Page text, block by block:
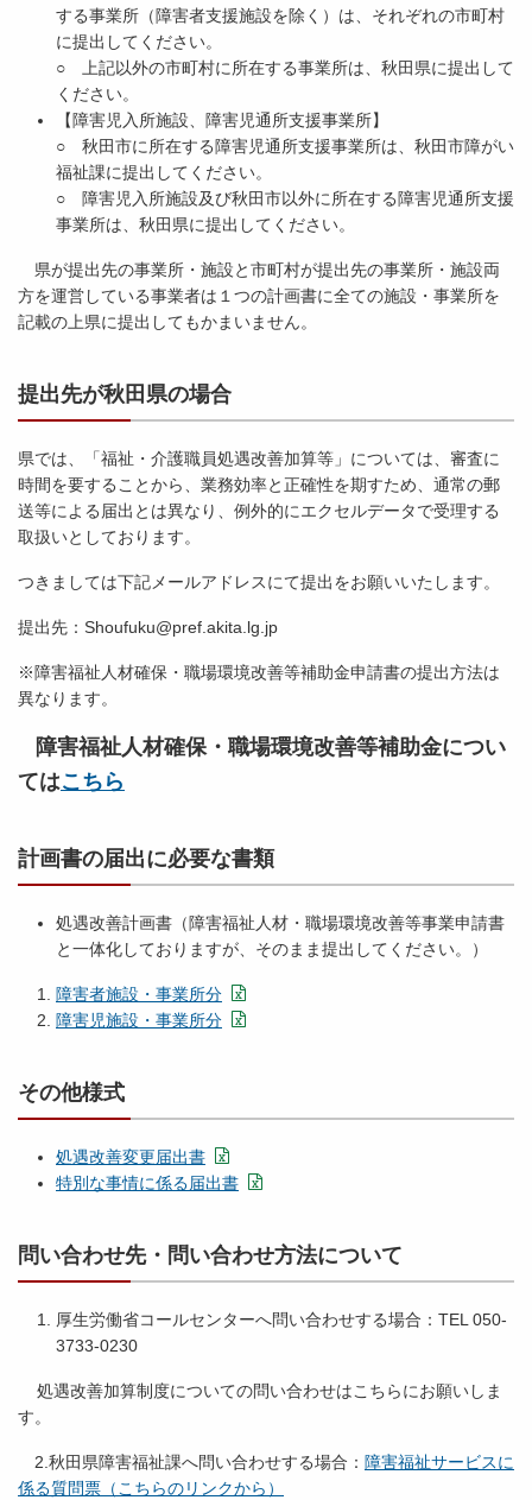
する事業所（障害者支援施設を除く）は、それぞれの市町村
に提出してください。
○ 上記以外の市町村に所在する事業所は、秋田県に提出して
ください。
【障害児入所施設、障害児通所支援事業所】
○ 秋田市に所在する障害児通所支援事業所は、秋田市障がい
福祉課に提出してください。
○ 障害児入所施設及び秋田市以外に所在する障害児通所支援
事業所は、秋田県に提出してください。
県が提出先の事業所・施設と市町村が提出先の事業所・施設両
方を運営している事業者は１つの計画書に全ての施設・事業所を
記載の上県に提出してもかまいません。
提出先が秋田県の場合
県では、「福祉・介護職員処遇改善加算等」については、審査に
時間を要することから、業務効率と正確性を期すため、通常の郵
送等による届出とは異なり、例外的にエクセルデータで受理する
取扱いとしております。
つきましては下記メールアドレスにて提出をお願いいたします。
提出先：Shoufuku@pref.akita.lg.jp
※障害福祉人材確保・職場環境改善等補助金申請書の提出方法は
異なります。
障害福祉人材確保・職場環境改善等補助金につい
てはこちら
計画書の届出に必要な書類
処遇改善計画書（障害福祉人材・職場環境改善等事業申請書
と一体化しておりますが、そのまま提出してください。）
障害者施設・事業所分
障害児施設・事業所分
その他様式
処遇改善変更届出書
特別な事情に係る届出書
問い合わせ先・問い合わせ方法について
厚生労働省コールセンターへ問い合わせする場合：TEL 050-
3733-0230
処遇改善加算制度についての問い合わせはこちらにお願いしま
す。
2.秋田県障害福祉課へ問い合わせする場合： 障害福祉サービスに
係る質問票（こちらのリンクから）